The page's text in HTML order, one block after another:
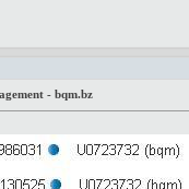
- bqm.bz